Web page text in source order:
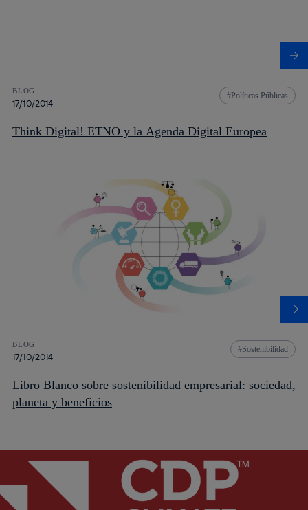
BLOG
17/10/2014
Políticas Públicas
Think Digital! ETNO y la Agenda Digital Europea
BLOG
17/10/2014
Sostenibilidad
Libro Blanco sobre sostenibilidad empresarial: sociedad,
planeta y beneficios